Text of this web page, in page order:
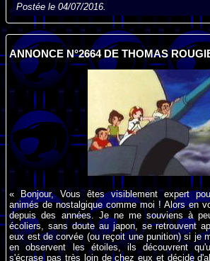
Postée le 04/07/2016.
ANNONCE N°2664 DE THOMAS
« Bonjour, Vous êtes visiblement expert
animés de nostalgique comme moi ! Alors en
depuis des années. Je ne me souviens à
écoliers, sans doute au japon, se retrouvent
eux est de corvée (ou reçoit une punition) si je
en observent les étoiles, ils découvrent
s'écrase pas très loin de chez eux et décide